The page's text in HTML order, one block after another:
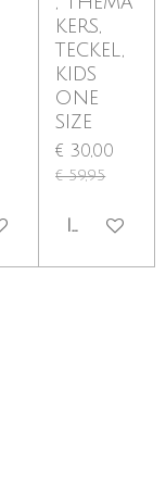
kers,
teckel,
kids
one
size
€ 30,00
€ 59,95
IN